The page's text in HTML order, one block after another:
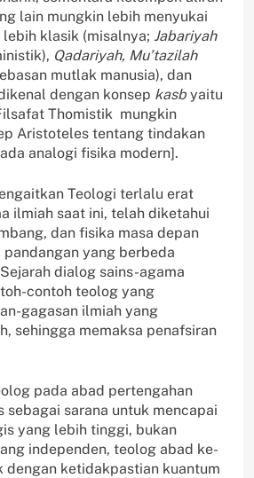
lain mungkin lebih menyukai
klasik (misalnya; Jabariyah
Qadariyah, Mu’tazilah
mutlak manusia), dan
dengan konsep kasb yaitu
Thomistik mungkin
Aristoteles tentang tindakan
analogi fisika modern].
Teologi terlalu erat
ilmiah saat ini, telah diketahui
dan fisika masa depan
yang berbeda
dialog sains-agama
contoh teolog yang
gagasan ilmiah yang
sehingga memaksa penafsiran
pada abad pertengahan
sebagai sarana untuk mencapai
yang lebih tinggi, bukan
independen, teolog abad ke-
dengan ketidakpastian kuantum